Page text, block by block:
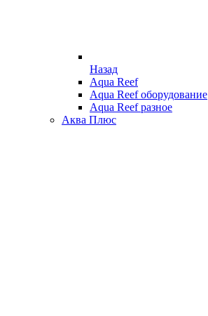
Назад
Aqua Reef
Aqua Reef оборудование
Aqua Reef разное
Аква Плюс